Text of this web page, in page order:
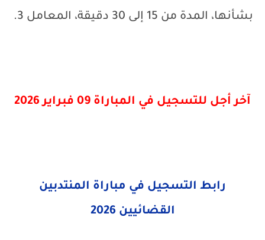
بشأنها، المدة من 15 إلى 30 دقيقة، المعامل 3.
آخر أجل للتسجيل في المباراة 09 فبراير 2026
رابط التسجيل في مباراة المنتدبين
القضائيين 2026